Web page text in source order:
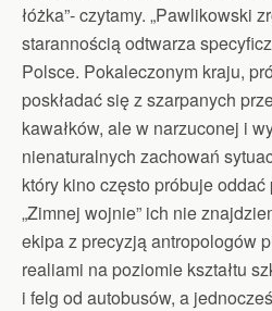
łóżka”- czytamy. „Pawlikowski
starannością odtwarza
Polsce. Pokaleczonym kraju,
poskładać się z szarpanych
kawałków, ale w narzuconej i
nienaturalnych zachowań
który kino często próbuje
„Zimnej wojnie” ich nie
ekipa z precyzją antropologów
realiami na poziomie kształtu
i felg od autobusów, a